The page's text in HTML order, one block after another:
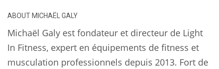
ABOUT MICHAËL GALY
Michaël Galy est fondateur et directeur de Light
In Fitness, expert en équipements de fitness et
musculation professionnels depuis 2013. Fort de